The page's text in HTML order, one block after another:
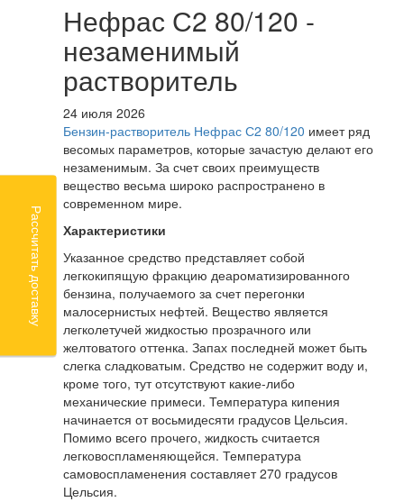
Нефрас С2 80/120 -
незаменимый
растворитель
24 июля 2026
Бензин-растворитель Нефрас С2 80/120 имеет ряд
весомых параметров, которые зачастую делают его
незаменимым. За счет своих преимуществ
вещество весьма широко распространено в
современном мире.
Характеристики
Указанное средство представляет собой
легкокипящую фракцию деароматизированного
бензина, получаемого за счет перегонки
малосернистых нефтей. Вещество является
легколетучей жидкостью прозрачного или
желтоватого оттенка. Запах последней может быть
слегка сладковатым. Средство не содержит воду и,
кроме того, тут отсутствуют какие-либо
механические примеси. Температура кипения
начинается от восьмидесяти градусов Цельсия.
Помимо всего прочего, жидкость считается
легковоспламеняющейся. Температура
самовоспламенения составляет 270 градусов
Цельсия.
Рассчитать доставку